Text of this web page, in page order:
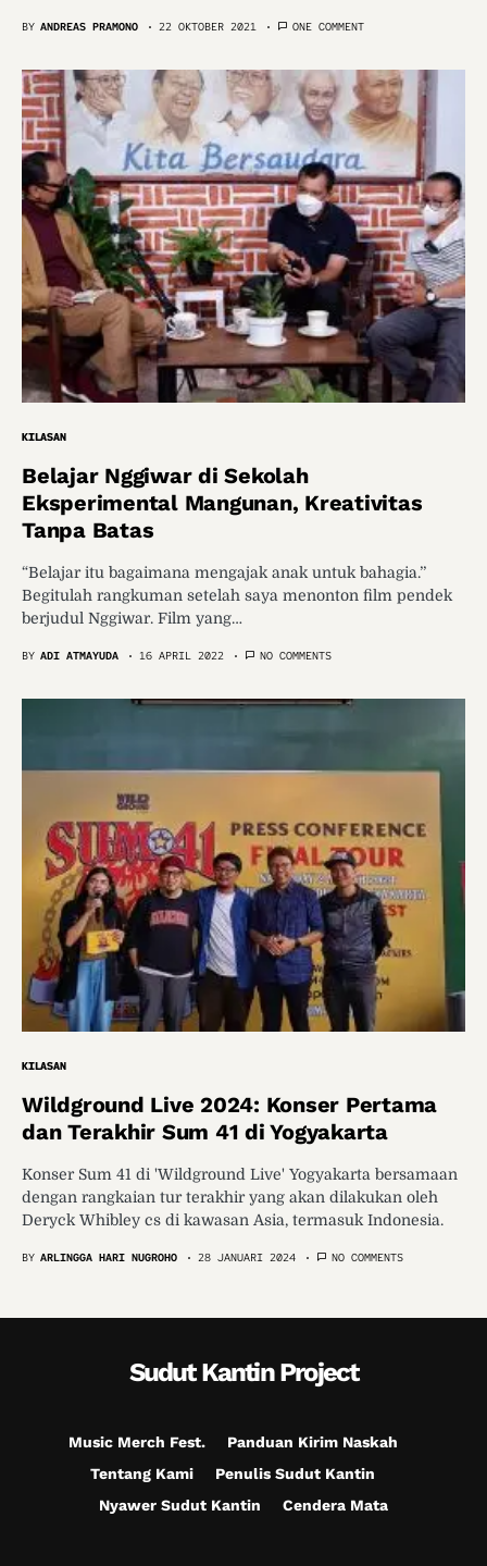
BY ANDREAS PRAMONO 22 OKTOBER 2021 ONE COMMENT
KILASAN
Belajar Nggiwar di Sekolah
Eksperimental Mangunan, Kreativitas
Tanpa Batas
“Belajar itu bagaimana mengajak anak untuk bahagia.’’
Begitulah rangkuman setelah saya menonton film pendek
berjudul Nggiwar. Film yang…
BY ADI ATMAYUDA 16 APRIL 2022 NO COMMENTS
KILASAN
Wildground Live 2024: Konser Pertama
dan Terakhir Sum 41 di Yogyakarta
Konser Sum 41 di 'Wildground Live' Yogyakarta bersamaan
dengan rangkaian tur terakhir yang akan dilakukan oleh
Deryck Whibley cs di kawasan Asia, termasuk Indonesia.
BY ARLINGGA HARI NUGROHO 28 JANUARI 2024 NO COMMENTS
Sudut Kantin Project
Music Merch Fest.
Panduan Kirim Naskah
Tentang Kami
Penulis Sudut Kantin
Nyawer Sudut Kantin
Cendera Mata